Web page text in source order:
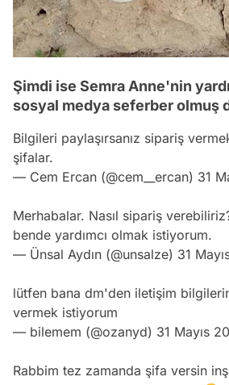
Şimdi ise Semra Anne'nin
sosyal medya seferber olmuş
Bilgileri paylaşırsanız sipariş
şifalar.
— Cem Ercan (@cem__ercan) 31
Merhabalar. Nasıl sipariş
bende yardımcı olmak istiyorum.
— Ünsal Aydın (@unsalze) 31
lütfen bana dm'den iletişim
vermek istiyorum
— bilemem (@ozanyd) 31 Mayıs
Rabbim tez zamanda şifa versin